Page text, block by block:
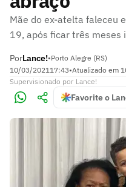
Mãe do ex-atelta faleceu
19, após ficar três meses
PorLance!•Porto Alegre (RS)
10/03/202117:43•Atualizado em
Supervisionado por Lance!
Favorite o